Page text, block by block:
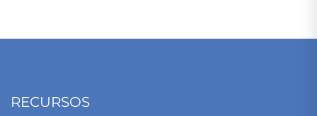
RECURSOS